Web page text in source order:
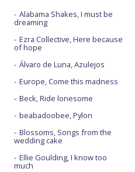
Alabama Shakes, I must be
dreaming
Ezra Collective, Here because
of hope
Álvaro de Luna, Azulejos
Europe, Come this madness
Beck, Ride lonesome
beabadoobee, Pylon
Blossoms, Songs from the
wedding cake
Ellie Goulding, I know too
much